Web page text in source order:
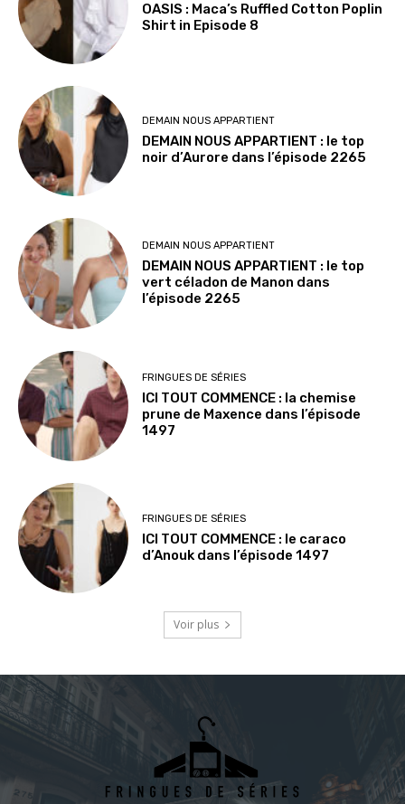
OASIS : Maca’s Ruffled Cotton Poplin
Shirt in Episode 8
DEMAIN NOUS APPARTIENT
DEMAIN NOUS APPARTIENT : le top
noir d’Aurore dans l’épisode 2265
DEMAIN NOUS APPARTIENT
DEMAIN NOUS APPARTIENT : le top
vert céladon de Manon dans
l’épisode 2265
FRINGUES DE SÉRIES
ICI TOUT COMMENCE : la chemise
prune de Maxence dans l’épisode
1497
FRINGUES DE SÉRIES
ICI TOUT COMMENCE : le caraco
d’Anouk dans l’épisode 1497
Voir plus